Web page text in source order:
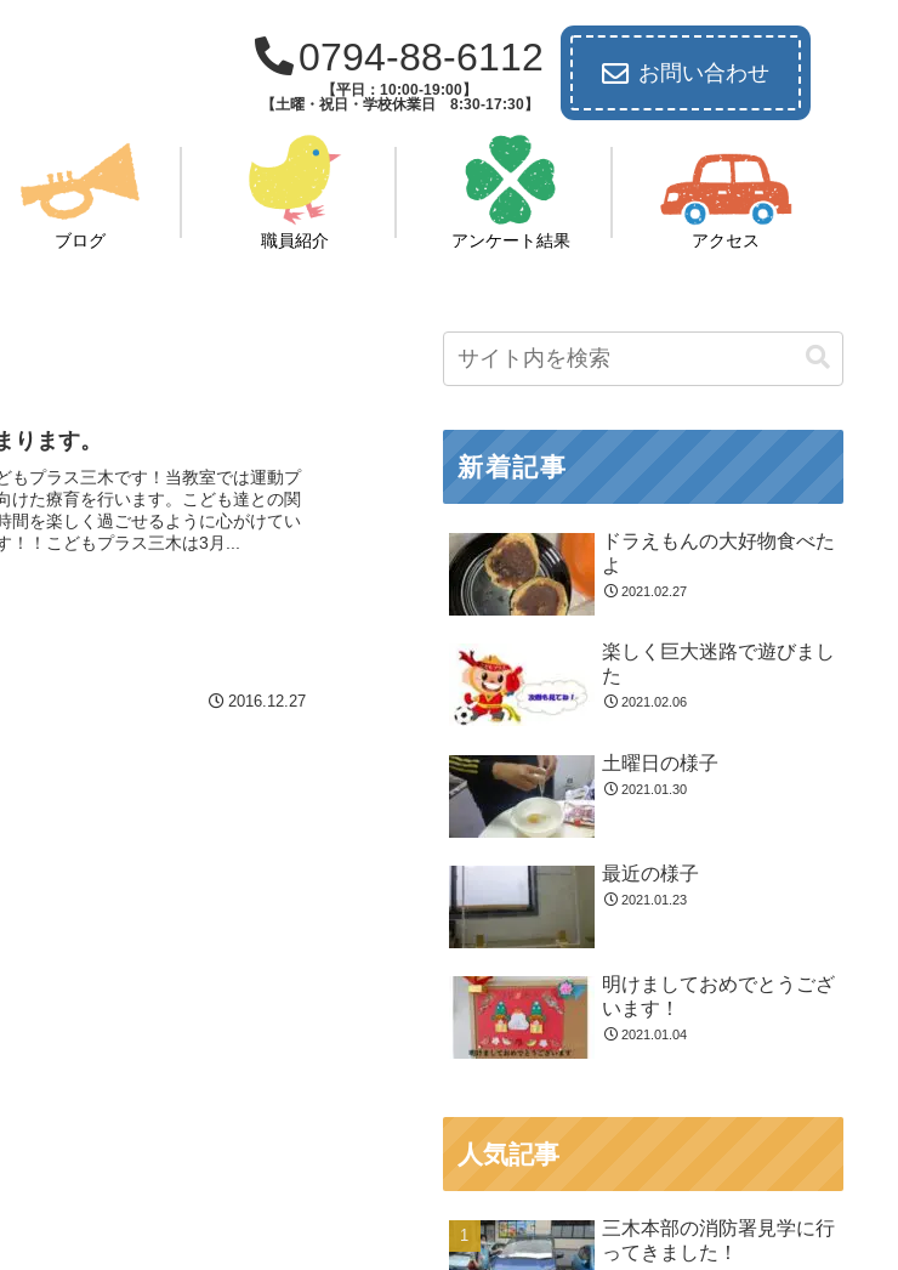
0794-88-6112
【平日：10:00-19:00】
【土曜・祝日・学校休業日 8:30-17:30】
お問い合わせ
ブログ 職員紹介 アンケート結果 アクセス
ります。
もプラス三木です！当教室では運動プ
けた療育を行います。こども達との関
間を楽しく過ごせるように心がけてい
！！こどもプラス三木は3月...
2016.12.27
新着記事
ドラえもんの大好物食べた
よ
2021.02.27
楽しく巨大迷路で遊びまし
た
2021.02.06
土曜日の様子
2021.01.30
最近の様子
2021.01.23
明けましておめでとうござ
います！
2021.01.04
人気記事
三木本部の消防署見学に行
ってきました！